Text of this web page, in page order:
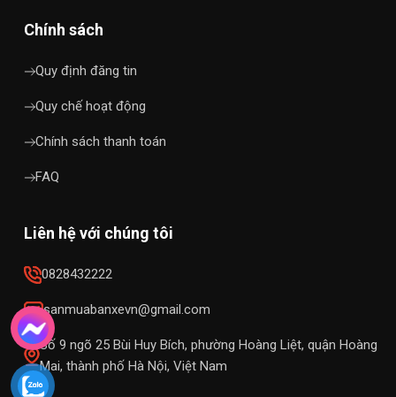
Chính sách
Quy định đăng tin
Quy chế hoạt động
Chính sách thanh toán
FAQ
Liên hệ với chúng tôi
0828432222
sanmuabanxevn@gmail.com
Số 9 ngõ 25 Bùi Huy Bích, phường Hoàng Liệt, quận Hoàng
Mai, thành phố Hà Nội, Việt Nam